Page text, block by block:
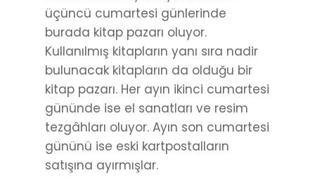
üçüncü cumartesi günlerinde
burada kitap pazarı oluyor.
Kullanılmış kitapların yanı sıra nadir
bulunacak kitapların da olduğu bir
kitap pazarı. Her ayın ikinci cumartesi
gününde ise el sanatları ve resim
tezgâhları oluyor. Ayın son cumartesi
gününü ise eski kartpostalların
satışına ayırmışlar.